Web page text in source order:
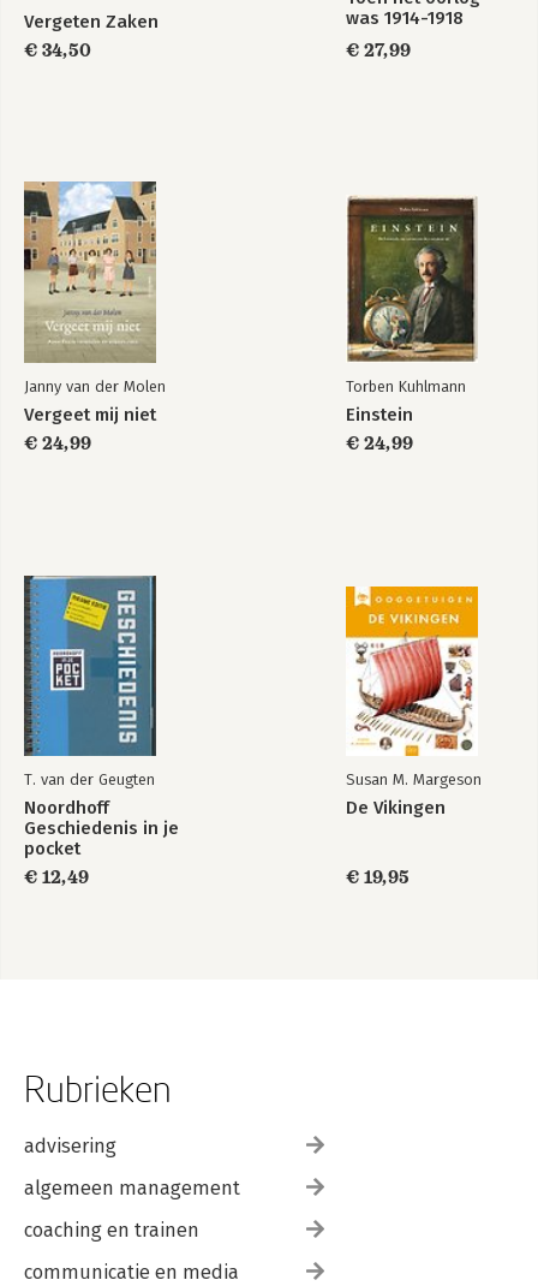
Vergeten Zaken
€ 34,50
was 1914-1918
€ 27,99
Janny van der Molen
Vergeet mij niet
€ 24,99
Torben Kuhlmann
Einstein
€ 24,99
T. van der Geugten
Noordhoff
Geschiedenis in je
pocket
€ 12,49
Susan M. Margeson
De Vikingen
€ 19,95
Rubrieken
advisering
algemeen management
coaching en trainen
communicatie en media